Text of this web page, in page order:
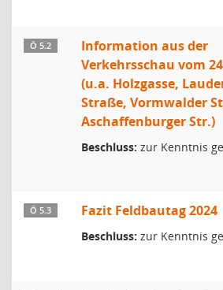
Ö 5.2
Information aus der
Verkehrsschau vom
(u.a. Holzgasse,
Straße, Vormwalder
Aschaffenburger Str.)
Beschluss: zur Kenntnis
Ö 5.3 Fazit Feldbautag 2024
Beschluss: zur Kenntnis